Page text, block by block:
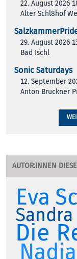
22. August 2026
Alter Schl8hof
29. August 2026
Bad Ischl
Sonic Saturdays
12. September
Anton Bruckner
AUTOR:INNEN
Die
Eva